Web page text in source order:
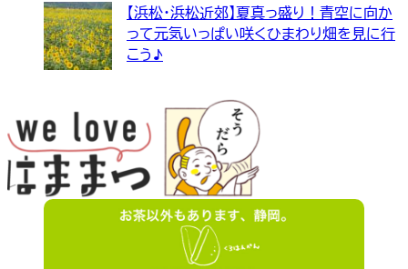
【浜松・浜松近郊】夏真っ盛り！青空に向か
って元気いっぱい咲くひまわり畑を見に行
こう♪